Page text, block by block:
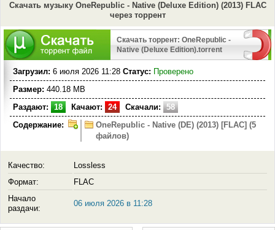
Скачать музыку OneRepublic - Native (Deluxe Edition) (2013) FLAC
через торрент
Скачать торрент: OneRepublic -
Native (Deluxe Edition).torrent
Загрузил: 6 июля 2026 11:28 Статус: Проверено
Размер: 440.18 MB
Раздают:
18 Качают: 24 Скачали:
58
Содержание:
OneRepublic - Native (DE) (2013) [FLAC] (5
файлов)
Качество:
Lossless
Формат:
FLAC
Начало
раздачи:
06 июля 2026 в 11:28